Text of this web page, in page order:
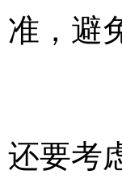
准，避
还要考